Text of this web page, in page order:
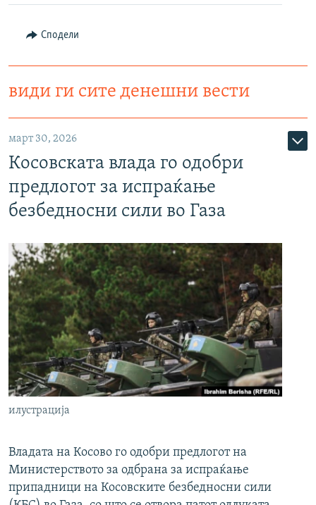
Сподели
види ги сите денешни вести
март 30, 2026
Косовската влада го одобри
предлогот за испраќање
безбедносни сили во Газа
илустрација
Владата на Косово го одобри предлогот на
Министерството за одбрана за испраќање
припадници на Косовските безбедносни сили